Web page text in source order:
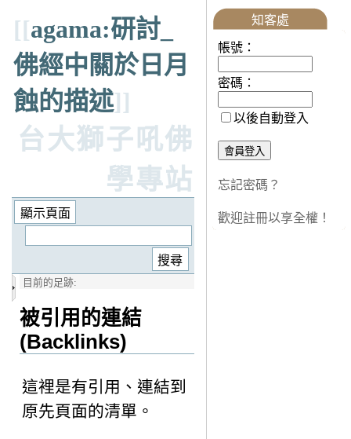
[[agama:研討_
佛經中關於日月
蝕的描述]]
台大獅子吼佛
學專站
目前的足跡:
被引用的連結
(Backlinks)
這裡是有引用、連結到
原先頁面的清單。
知客處
帳號：
密碼：
以後自動登入
忘記密碼？
歡迎註冊以享全權！